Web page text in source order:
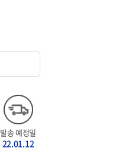
발송 예정일
22.01.12